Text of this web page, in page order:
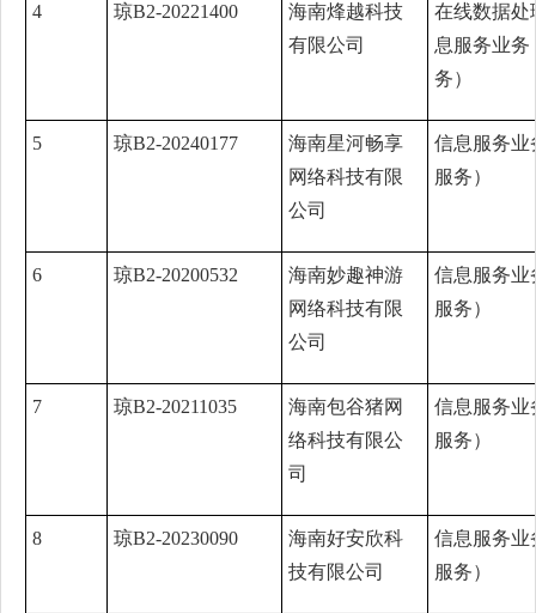
4 琼B2-20221400
海南烽越科技
有限公司
在线数据处
息服务业
务）
5 琼B2-20240177
海南星河畅享
网络科技有限
公司
信息服务业
服务）
6 琼B2-20200532
海南妙趣神游
网络科技有限
公司
信息服务业
服务）
7 琼B2-20211035
海南包谷猪网
络科技有限公
司
信息服务业
服务）
8 琼B2-20230090
海南好安欣科
技有限公司
信息服务业
服务）